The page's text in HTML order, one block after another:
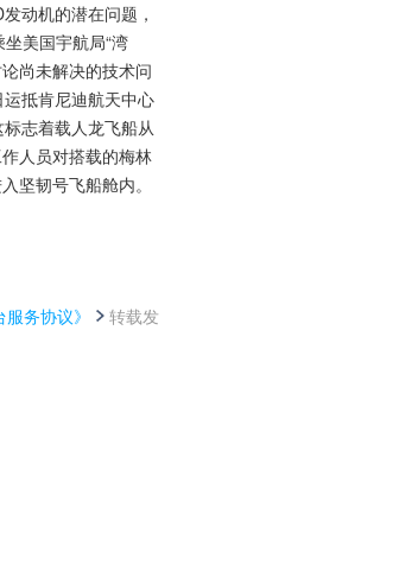
动机的潜在问题，
美国宇航局“湾
尚未解决的技术问
抵肯尼迪航天中心
志着载人龙飞船从
人员对搭载的梅林
坚韧号飞船舱内。
务协议》
转载发